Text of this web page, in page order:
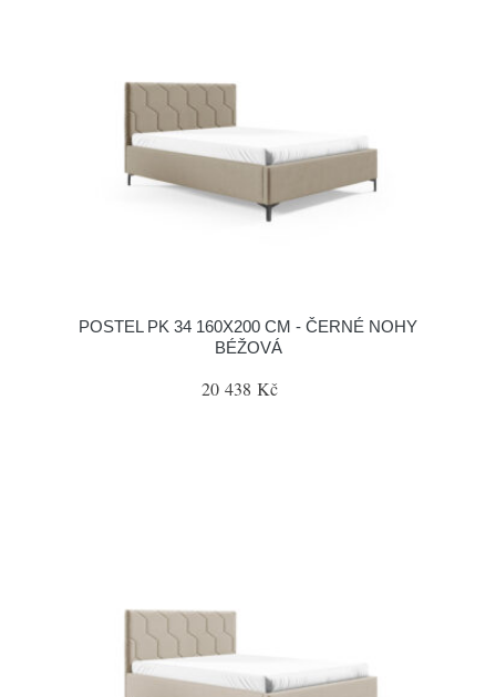
POSTEL PK 34 160X200 CM - ČERNÉ NOHY
BÉŽOVÁ
20 438 Kč